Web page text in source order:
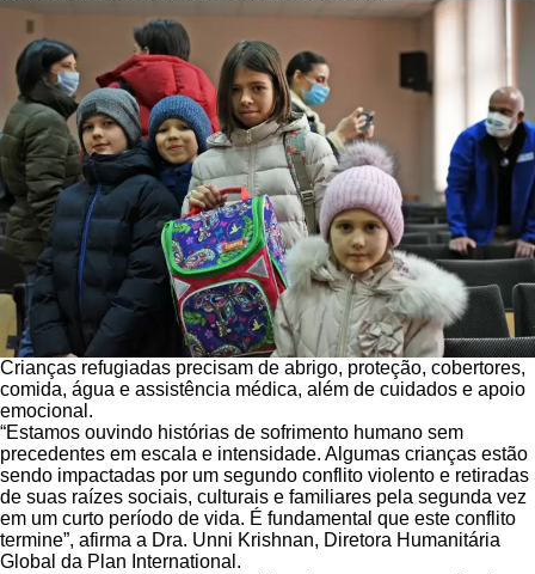
Crianças refugiadas precisam de abrigo, proteção, cobertores,
comida, água e assistência médica, além de cuidados e apoio
emocional.
“Estamos ouvindo histórias de sofrimento humano sem
precedentes em escala e intensidade. Algumas crianças estão
sendo impactadas por um segundo conflito violento e retiradas
de suas raízes sociais, culturais e familiares pela segunda vez
em um curto período de vida. É fundamental que este conflito
termine”, afirma a Dra. Unni Krishnan, Diretora Humanitária
Global da Plan International.